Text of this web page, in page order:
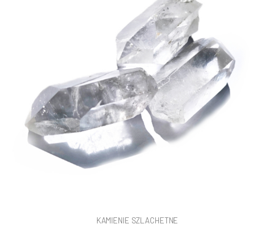
KAMIENIE SZLACHETNE